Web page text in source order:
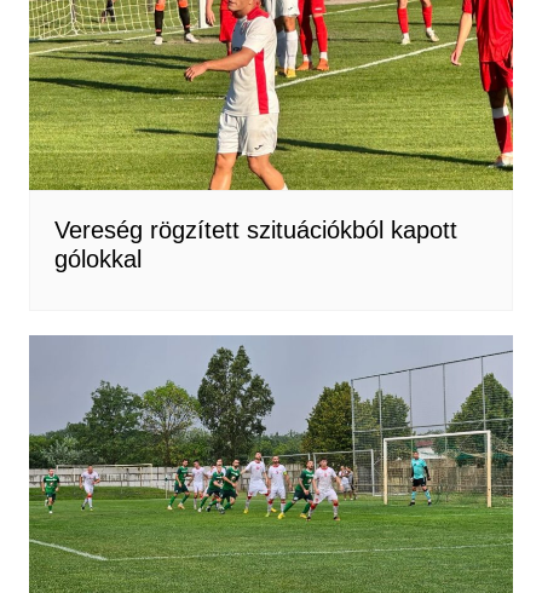
Vereség rögzített szituációkból kapott
gólokkal